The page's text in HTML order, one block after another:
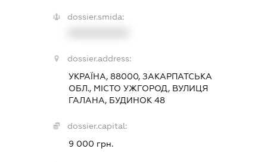
dossier.smida:
dossier.address:
УКРАЇНА, 88000, ЗАКАРПАТСЬКА
ОБЛ., МІСТО УЖГОРОД, ВУЛИЦЯ
ГАЛАНА, БУДИНОК 48
dossier.capital:
9 000 грн.